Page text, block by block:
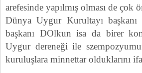
arefesinde yapılmış olması de
Dünya Uygur Kurultayı
başkanı DOlkun isa da birer
Uygur dereneği ile
kuruluşlara minnettar olduklarını